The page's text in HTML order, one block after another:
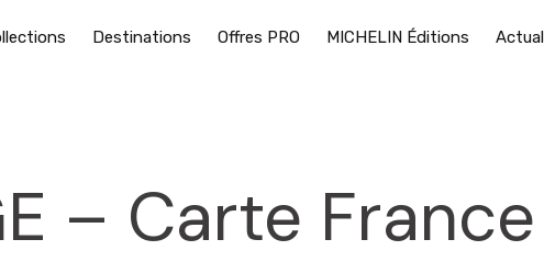
Destinations Offres PRO MICHELIN Éditions
– Carte